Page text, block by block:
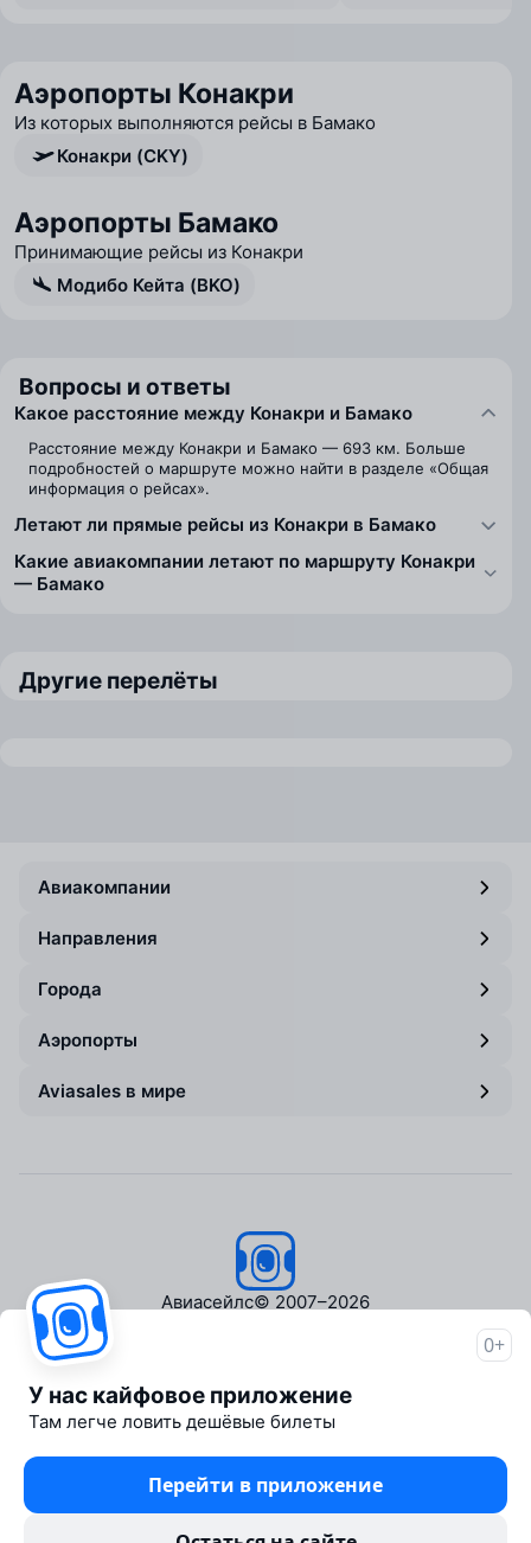
Аэропорты Конакри
Из которых выполняются рейсы в Бамако
Конакри (CKY)
Аэропорты Бамако
Принимающие рейсы из Конакри
Модибо Кейта (BKO)
Вопросы и ответы
Какое расстояние между Конакри и Бамако
Расстояние между Конакри и Бамако — 693 км. Больше
подробностей о маршруте можно найти в разделе «Общая
информация о рейсах».
Летают ли прямые рейсы из Конакри в Бамако
Какие авиакомпании летают по маршруту Конакри
— Бамако
Другие перелёты
Авиакомпании
Направления
Города
Аэропорты
Aviasales в мире
Авиасейлс© 2007–2026
Пресс‑центр
Travelpayouts
Партнёрская программа
Медиа Yo'lovchi
Трэвел‑медиа Aviasales.uz
0+
У нас кайфовое приложение
Там легче ловить дешёвые билеты
Перейти в приложение